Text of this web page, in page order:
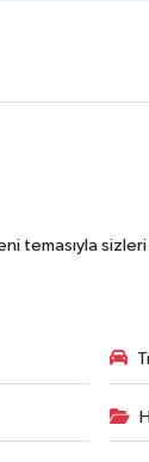
temasıyla